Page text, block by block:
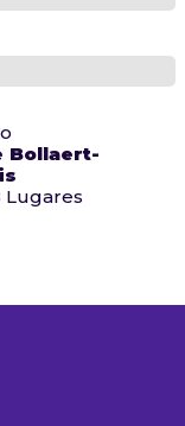
Bollaert-
Lugares